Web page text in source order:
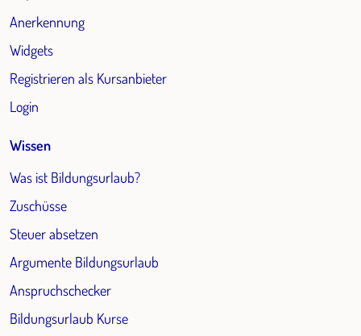
Anerkennung
Widgets
Registrieren als Kursanbieter
Login
Wissen
Was ist Bildungsurlaub?
Zuschüsse
Steuer absetzen
Argumente Bildungsurlaub
Anspruchschecker
Bildungsurlaub Kurse